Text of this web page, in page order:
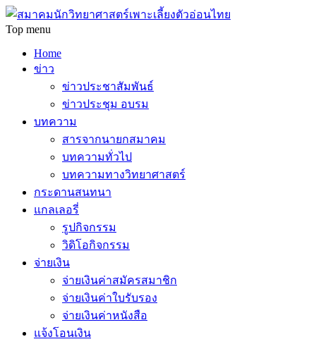
Top menu
Home
ข่าว
ข่าวประชาสัมพันธ์
ข่าวประชุม อบรม
บทความ
สารจากนายกสมาคม
บทความทั่วไป
บทความทางวิทยาศาสตร์
กระดานสนทนา
แกลเลอรี่
รูปกิจกรรม
วิดิโอกิจกรรม
จ่ายเงิน
จ่ายเงินค่าสมัครสมาชิก
จ่ายเงินค่าใบรับรอง
จ่ายเงินค่าหนังสือ
แจ้งโอนเงิน